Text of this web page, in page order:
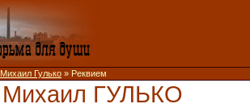
Михаил Гулько » Реквием
Михаил ГУЛЬКО